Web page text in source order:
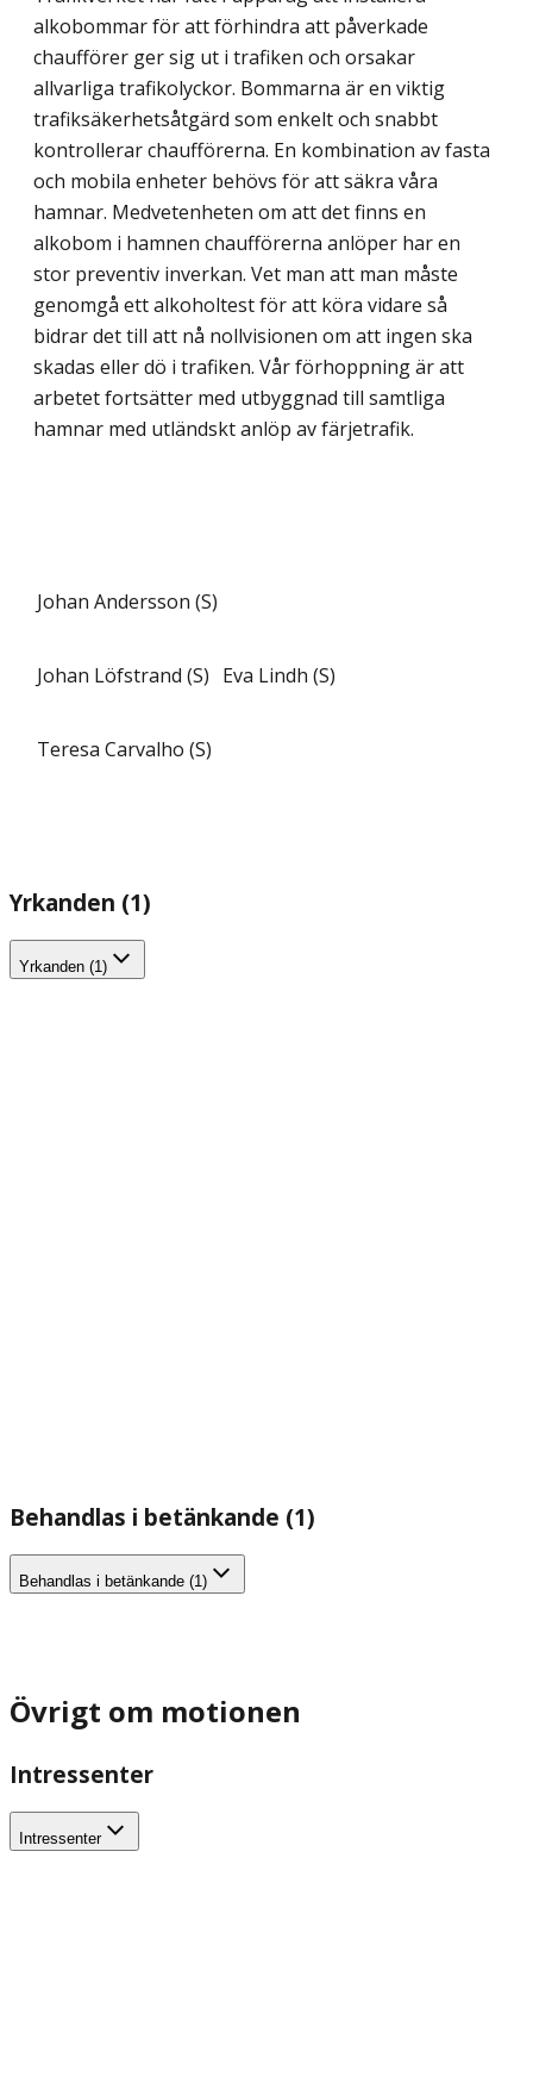
alkobommar för att förhindra att påverkade
chaufförer ger sig ut i trafiken och orsakar
allvarliga trafikolyckor. Bommarna är en viktig
trafik­säkerhetsåtgärd som enkelt och snabbt
kontrollerar chaufförerna. En kombi­nation av fasta
och mobila enheter behövs för att säkra våra
hamnar. Medveten­heten om att det finns en
alkobom i hamnen chaufförerna anlöper har en
stor preventiv inverkan. Vet man att man måste
genomgå ett alkoholtest för att köra vidare så
bidrar det till att nå nollvisionen om att ingen ska
skadas eller dö i trafiken. Vår förhoppning är att
arbetet fortsätter med utbyggnad till samtliga
hamnar med utländskt anlöp av färjetrafik.
Johan Andersson (S)
Johan Löfstrand (S) Eva Lindh (S)
Teresa Carvalho (S)
Yrkanden (1)
Yrkanden (1)
Behandlas i betänkande (1)
Behandlas i betänkande (1)
Övrigt om motionen
Intressenter
Intressenter